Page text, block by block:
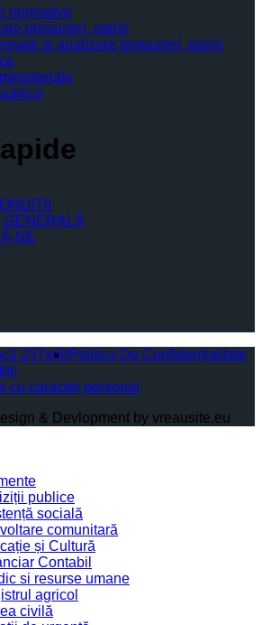
normative
propuneri, opinii
si analizare propuneri, opinii
GENERALĂ
NE
Politica De Confidențialitate
cu caracter personal
& Devlopment by vreausite.eu
publice
socială
comunitară
și Cultură
Contabil
si resurse umane
agricol
civilă